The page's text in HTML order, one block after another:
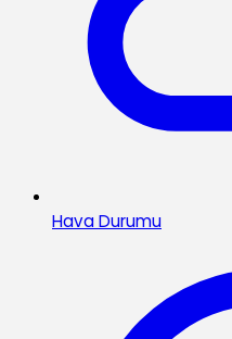
Hava Durumu